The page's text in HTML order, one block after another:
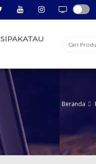
SIPAKATAU
Beranda